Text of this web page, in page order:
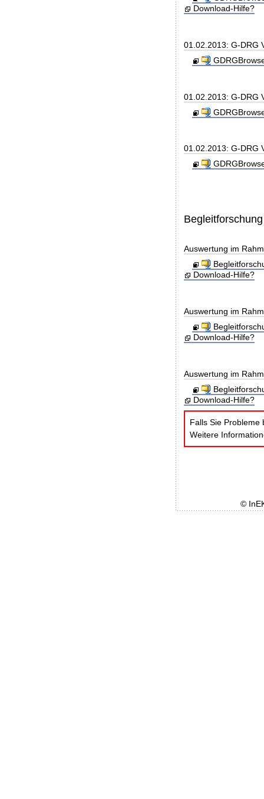
Download-Hilfe?
01.02.2013: G-DRG
01.02.2013: G-DRG
01.02.2013: G-DRG
Begleitforschung
Auswertung im
Download-Hilfe?
Auswertung im
Download-Hilfe?
Auswertung im
Download-Hilfe?
Falls Sie Probleme
Weitere
©